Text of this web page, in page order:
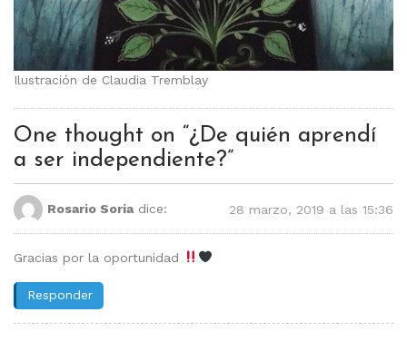
Ilustración de Claudia Tremblay
One thought on “¿De quién aprendí
a ser independiente?”
Rosario Soria dice: 28 marzo, 2019 a las 15:36
Gracias por la oportunidad
Responder